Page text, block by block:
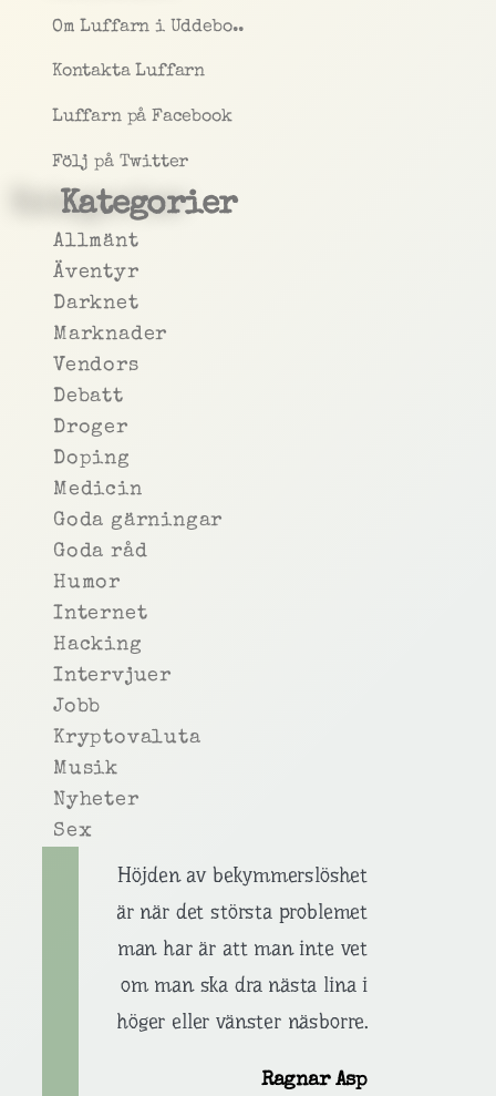
Om Luffarn i Uddebo..
Kontakta Luffarn
Luffarn på Facebook
Följ på Twitter
Kategorier
Allmänt
Äventyr
Darknet
Marknader
Vendors
Debatt
Droger
Doping
Medicin
Goda gärningar
Goda råd
Humor
Internet
Hacking
Intervjuer
Jobb
Kryptovaluta
Musik
Nyheter
Sex
Höjden av bekymmerslöshet
är när det största problemet
man har är att man inte vet
om man ska dra nästa lina i
höger eller vänster näsborre.
Ragnar Asp